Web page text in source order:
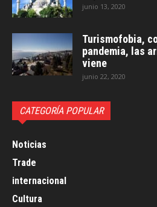
junio 13, 2020
Turismofobia,
pandemia, las
viene
junio 22, 2020
CATEGORÍA POPULAR
Noticias
Trade
internacional
Cultura